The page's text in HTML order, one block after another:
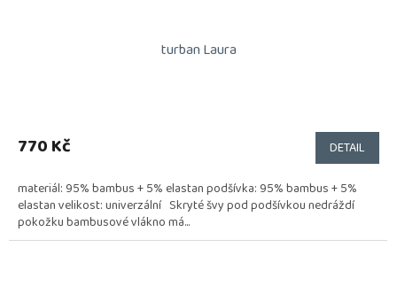
turban Laura
770 Kč DETAIL
materiál: 95% bambus + 5% elastan podšívka: 95% bambus + 5%
elastan velikost: univerzální Skryté švy pod podšívkou nedráždí
pokožku bambusové vlákno má...